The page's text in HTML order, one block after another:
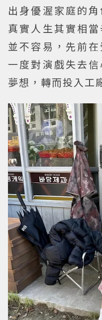
出身優渥家庭的
真實人生其實相
並不容易，先前
一度對演戲失去
夢想，轉而投入工